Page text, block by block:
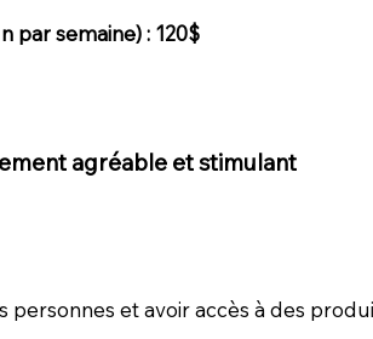
par semaine) : 120$
agréable et stimulant
et avoir accès à des